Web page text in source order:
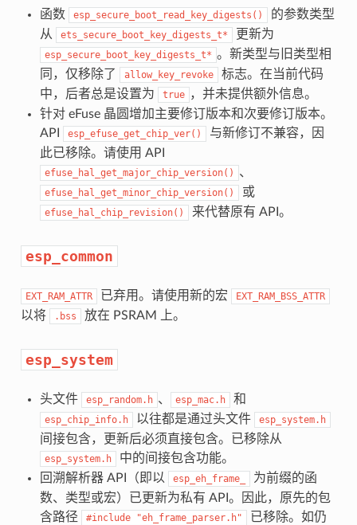
函数 esp_secure_boot_read_key_digests()
的参数类型
从
ets_secure_boot_key_digests_t* 更新为
esp_secure_boot_key_digests_t* 。新类型与旧类型相
同，仅移除了
allow_key_revoke
标志。在当前代码
中，后者总是设置为
true ，并未提供额外信息。
针对 eFuse 晶圆增加主要修订版本和次要修订版本。
API
esp_efuse_get_chip_ver()
与新修订不兼容，因
此已移除。请使用 API
efuse_hal_get_major_chip_version() 、
efuse_hal_get_minor_chip_version() 或
efuse_hal_chip_revision() 来代替原有 API。
esp_common
EXT_RAM_ATTR 已弃用。请使用新的宏 EXT_RAM_BSS_ATTR
以将 .bss 放在 PSRAM 上。
esp_system
头文件 esp_random.h 、 esp_mac.h 和
esp_chip_info.h 以往都是通过头文件 esp_system.h
间接包含，更新后必须直接包含。已移除从
esp_system.h
中的间接包含功能。
回溯解析器 API（即以
esp_eh_frame_
为前缀的函
数、类型或宏）已更新为私有 API。因此，原先的包
含路径
#include "eh_frame_parser.h"
已移除。如仍